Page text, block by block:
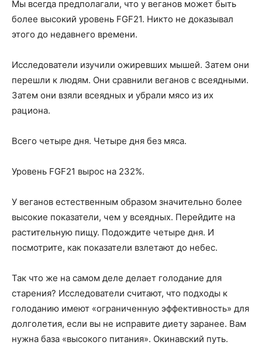
Мы всегда предполагали, что у веганов может быть
более высокий уровень FGF21. Никто не доказывал
этого до недавнего времени.
Исследователи изучили ожиревших мышей. Затем они
перешли к людям. Они сравнили веганов с всеядными.
Затем они взяли всеядных и убрали мясо из их
рациона.
Всего четыре дня. Четыре дня без мяса.
Уровень FGF21 вырос на 232%.
У веганов естественным образом значительно более
высокие показатели, чем у всеядных. Перейдите на
растительную пищу. Подождите четыре дня. И
посмотрите, как показатели взлетают до небес.
Так что же на самом деле делает голодание для
старения? Исследователи считают, что подходы к
голоданию имеют «ограниченную эффективность» для
долголетия, если вы не исправите диету заранее. Вам
нужна база «высокого питания». Окинавский путь.